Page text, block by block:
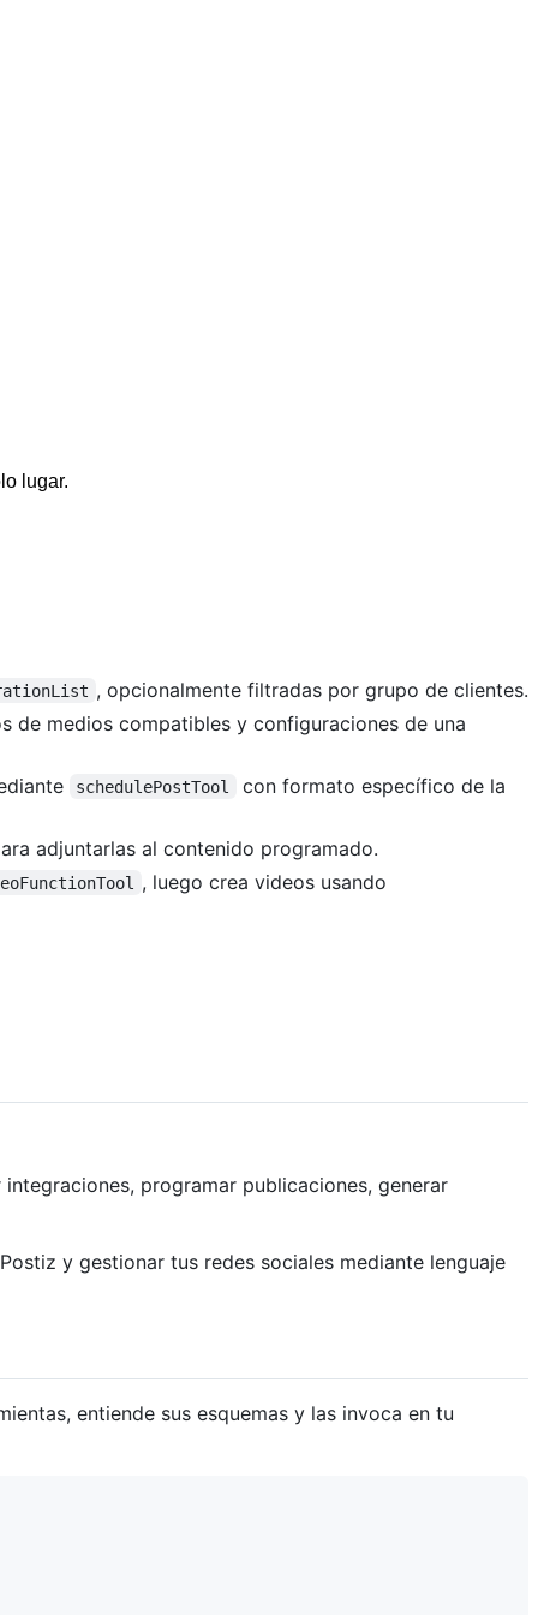
lugar.
, opcionalmente filtradas por grupo de clientes.
de medios compatibles y configuraciones de una
schedulePostTool
con formato específico de la
adjuntarlas al contenido programado.
, luego crea videos usando
programar publicaciones, generar
y gestionar tus redes sociales mediante lenguaje
entiende sus esquemas y las invoca en tu